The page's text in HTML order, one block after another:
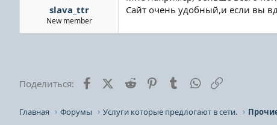
л
а
slava_ttr
New member
Сайт очень удобный,и если вы
Поделиться: FacebookX (Twitter)
Reddit PinterestTumblr WhatsApp
Главная Форумы Услуги которые предлогают в сети.